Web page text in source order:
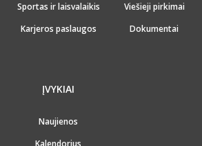
Sportas ir laisvalaikis
Karjeros paslaugos
Viešieji pirkimai
Dokumentai
ĮVYKIAI
Naujienos
Kalendorius